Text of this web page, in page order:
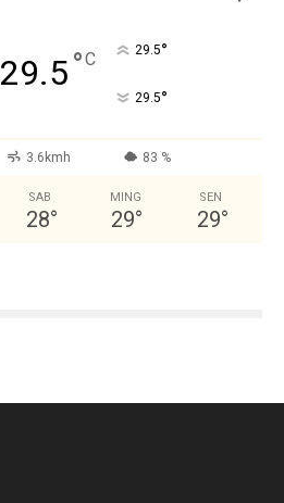
29.5°C 29.5°
29.5°
3.6kmh 83 %
SAB
28°
MING
29°
SEN
29°